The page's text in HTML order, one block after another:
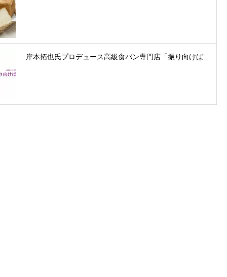
岸本拓也氏プロデュース高級食パン専門店「振り向けば...